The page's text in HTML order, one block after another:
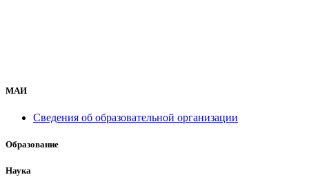
МАИ
Сведения об образовательной организации
Образование
Наука